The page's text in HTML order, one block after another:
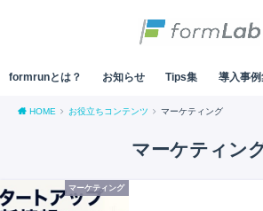
formrunとは？ お知らせ Tips集 導入事例
HOME お役立ちコンテンツ マーケティング
マーケティン
マーケティング